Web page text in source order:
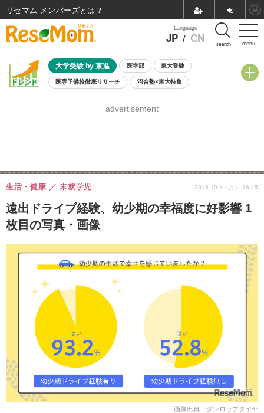
menu
Language
JP / CN search
大学受験 by 東進 医学部 東大受験
医専予備校徹底リサーチ 河合塾×東大特集
8月開催学校説明会・相談会
advertisement
遠出ドライブ経験、幼少期の幸福度に好影響 1
枚目の写真・画像
生活・健康 未就学児 2018.10.1（月） 16:15
画像出典：ダンロップタイヤ
リセマム メンバーズ